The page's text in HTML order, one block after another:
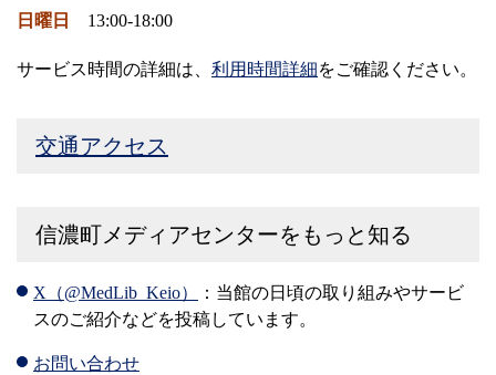
日曜日
13:00-18:00
サービス時間の詳細は、 利用時間詳細をご確認ください。
交通アクセス
信濃町メディアセンターをもっと知る
X（@MedLib_Keio）
：当館の日頃の取り組みやサービ
スのご紹介などを投稿しています。
お問い合わせ